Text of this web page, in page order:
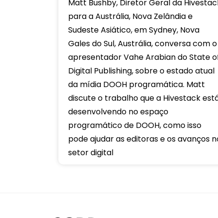
Matt Bushby, Diretor Geral da
para a Austrália, Nova Zelândia e
Sudeste Asiático, em Sydney, Nova
Gales do Sul, Austrália, conversa com o
apresentador Vahe Arabian do State
Digital Publishing, sobre o estado atual
da mídia DOOH programática. Matt
discute o trabalho que a Hivestack
desenvolvendo no espaço
programático de DOOH, como isso
pode ajudar as editoras e os avanços
setor digital